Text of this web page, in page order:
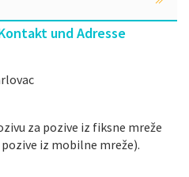
und Adresse
za pozive iz fiksne mreže
pozive iz mobilne mreže).